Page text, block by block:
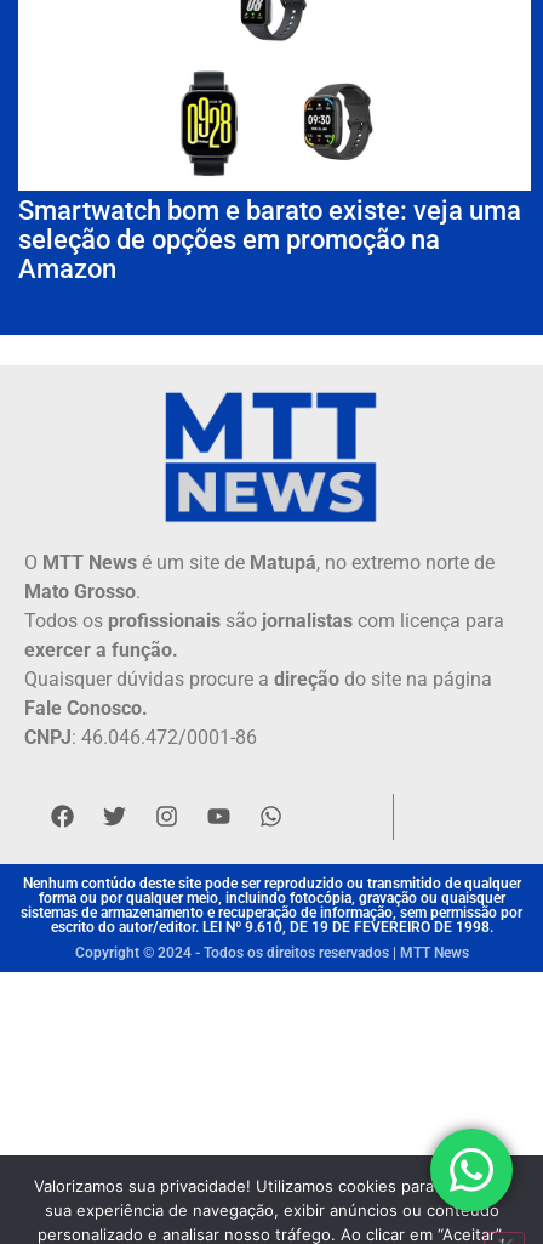
Smartwatch bom e barato existe: veja uma
seleção de opções em promoção na
Amazon
O MTT News é um site de Matupá, no extremo norte de
Mato Grosso.
Todos os profissionais são jornalistas com licença para
exercer a função.
Quaisquer dúvidas procure a direção do site na página
Fale Conosco.
CNPJ: 46.046.472/0001-86
Nenhum contúdo deste site pode ser reproduzido ou transmitido de qualquer
forma ou por qualquer meio, incluindo fotocópia, gravação ou quaisquer
sistemas de armazenamento e recuperação de informação, sem permissão por
escrito do autor/editor. LEI Nº 9.610, DE 19 DE FEVEREIRO DE 1998.
Copyright © 2024 - Todos os direitos reservados | MTT News
Valorizamos sua privacidade! Utilizamos cookies para aprimorar
sua experiência de navegação, exibir anúncios ou conteúdo
personalizado e analisar nosso tráfego. Ao clicar em “Aceitar”,